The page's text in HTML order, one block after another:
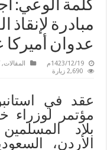
كلمة الوعي:
مبادرة لإنقاذ
عدوان أميركا
1423/12/19م المقالات,
2,690 زيارة
مؤتمر لوزراء
بلاد
الأردن،